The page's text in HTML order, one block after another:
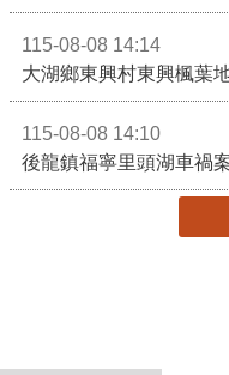
115-08-08 14:14
大湖鄉東興村東興楓葉
115-08-08 14:10
後龍鎮福寧里頭湖車禍